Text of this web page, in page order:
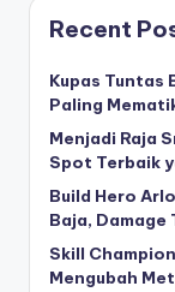
Recent
Kupas Tuntas
Paling
Menjadi Raja
Spot Terbaik
Build Hero
Baja, Damage
Skill
Mengubah